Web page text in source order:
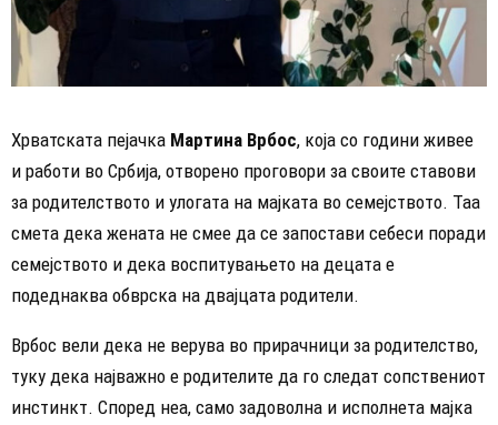
Хрватската пејачка Мартина Врбос, која со години живее
и работи во Србија, отворено проговори за своите ставови
за родителството и улогата на мајката во семејството. Таа
смета дека жената не смее да се запостави себеси поради
семејството и дека воспитувањето на децата е
подеднаква обврска на двајцата родители.
Врбос вели дека не верува во прирачници за родителство,
туку дека најважно е родителите да го следат сопствениот
инстинкт. Според неа, само задоволна и исполнета мајка